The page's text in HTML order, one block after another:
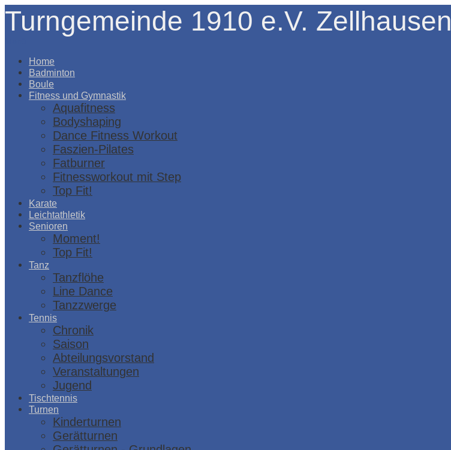
Turngemeinde 1910 e.V. Zellhausen
Home
Badminton
Boule
Fitness und Gymnastik
Aquafitness
Bodyshaping
Dance Fitness Workout
Faszien-Pilates
Fatburner
Fitnessworkout mit Step
Top Fit!
Karate
Leichtathletik
Senioren
Moment!
Top Fit!
Tanz
Tanzflöhe
Line Dance
Tanzzwerge
Tennis
Chronik
Saison
Abteilungsvorstand
Veranstaltungen
Jugend
Tischtennis
Turnen
Kinderturnen
Gerätturnen